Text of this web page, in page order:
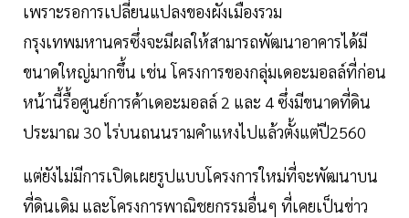
เพราะรอการเปลี่ยนแปลงของผังเมืองรวม
กรุงเทพมหานครซึ่งจะมีผลให้สามารถพัฒนาอาคารได้มี
ขนาดใหญ่มากขึ้น เช่น โครงการของกลุ่มเดอะมอลล์ที่ก่อน
หน้านี้รื้อศูนย์การค้าเดอะมอลล์ 2 และ 4 ซึ่งมีขนาดที่ดิน
ประมาณ 30 ไร่บนถนนรามคำแหงไปแล้วตั้งแต่ปี2560
แต่ยังไม่มีการเปิดเผยรูปแบบโครงการใหม่ที่จะพัฒนาบน
ที่ดินเดิม และโครงการพาณิชยกรรมอื่นๆ ที่เคยเป็นข่าว